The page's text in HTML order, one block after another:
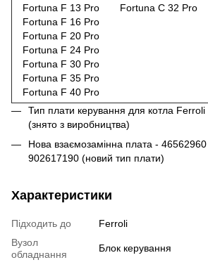
Fortuna F 13 Pro
Fortuna F 16 Pro
Fortuna F 20 Pro
Fortuna F 24 Pro
Fortuna F 30 Pro
Fortuna F 35 Pro
Fortuna F 40 Pro
Fortuna C 32 Pro
Тип плати керування для котла
(знято з виробництва)
Нова взаємозамінна плата -
902617190 (новий тип плати)
Характеристики
Підходить до
Ferroli
Вузол
обладнання
Блок керування